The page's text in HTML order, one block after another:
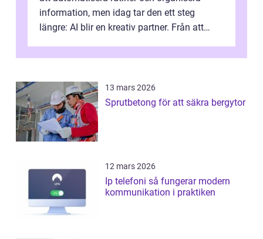
information, men idag tar den ett steg
längre: AI blir en kreativ partner. Från att
13 mars 2026
Sprutbetong för att säkra bergytor
12 mars 2026
Ip telefoni så fungerar modern
kommunikation i praktiken